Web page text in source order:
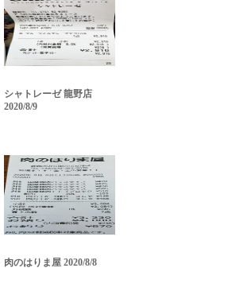
シャトレーゼ 龍野店
2020/8/9
肉のはりま屋 2020/8/8